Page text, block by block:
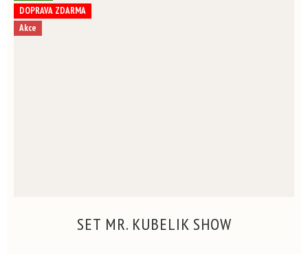
DOPRAVA ZDARMA
Akce
SET MR. KUBELIK SHOW